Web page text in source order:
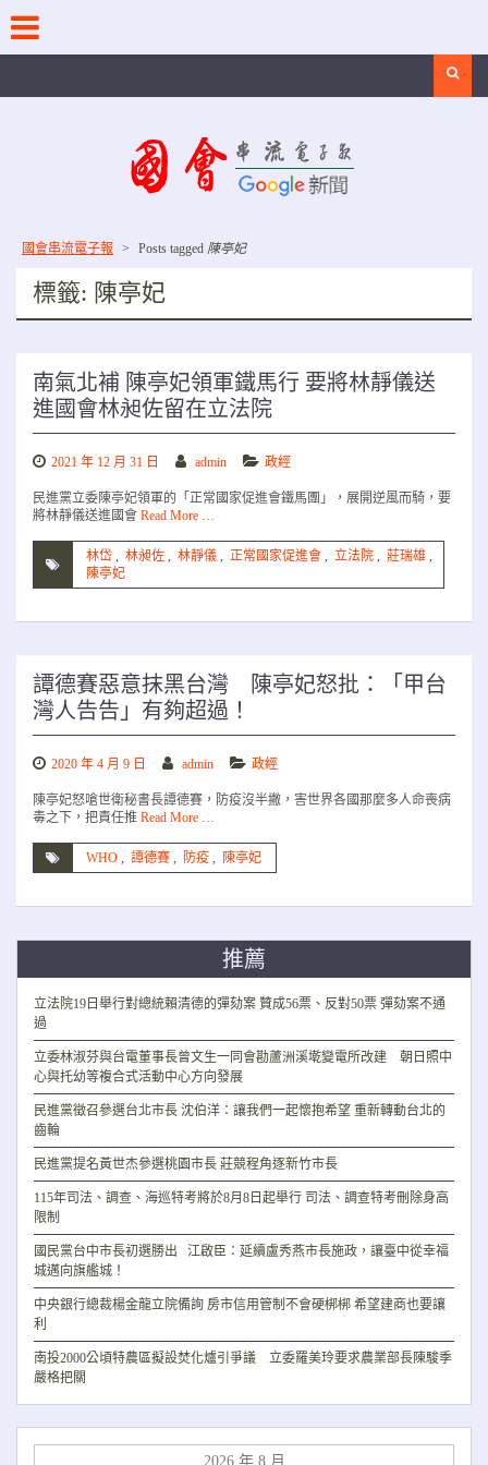
content
國會串流電子報 > Posts tagged 陳亭妃
標籤: 陳亭妃
南氣北補 陳亭妃領軍鐵馬行 要將林靜儀送
進國會林昶佐留在立法院
2021 年 12 月 31 日 admin 政經
民進黨立委陳亭妃領軍的「正常國家促進會鐵馬團」，展開逆風而騎，要
將林靜儀送進國會 Read More …
林岱 , 林昶佐 , 林靜儀 , 正常國家促進會 , 立法院 , 莊瑞雄 ,
陳亭妃
譚德賽惡意抹黑台灣 陳亭妃怒批：「甲台
灣人告告」有夠超過！
2020 年 4 月 9 日 admin 政經
陳亭妃怒嗆世衛秘書長譚德賽，防疫沒半撇，害世界各國那麼多人命喪病
毒之下，把責任推 Read More …
WHO , 譚德賽 , 防疫 , 陳亭妃
推薦
立法院19日舉行對總統賴清德的彈劾案 贊成56票、反對50票 彈劾案不通
過
立委林淑芬與台電董事長曾文生一同會勘蘆洲溪墘變電所改建 朝日照中
心與托幼等複合式活動中心方向發展
民進黨徵召參選台北市長 沈伯洋：讓我們一起懷抱希望 重新轉動台北的
齒輪
民進黨提名黃世杰參選桃園市長 莊競程角逐新竹市長
115年司法、調查、海巡特考將於8月8日起舉行 司法、調查特考刪除身高
限制
國民黨台中市長初選勝出 江啟臣：延續盧秀燕市長施政，讓臺中從幸福
城邁向旗艦城！
中央銀行總裁楊金龍立院備詢 房市信用管制不會硬梆梆 希望建商也要讓
利
南投2000公頃特農區擬設焚化爐引爭議 立委羅美玲要求農業部長陳駿季
嚴格把關
2026 年 8 月